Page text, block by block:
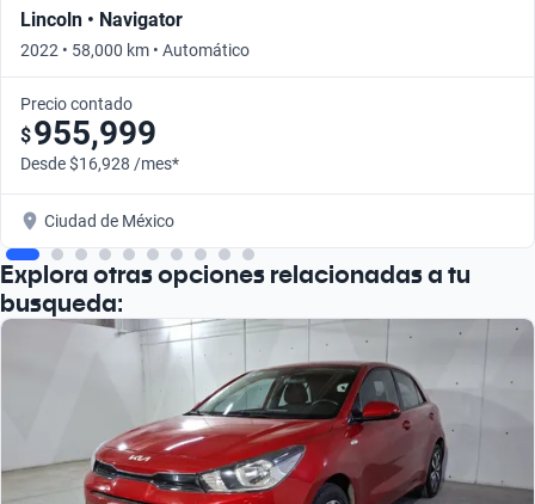
Lincoln • Navigator
2022 • 58,000 km • Automático
Precio contado
$955,999
Desde $16,928 /mes*
Ciudad de México
Explora otras opciones relacionadas a tu
busqueda: